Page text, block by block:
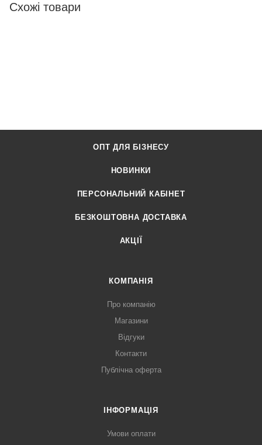
Схожі товари
ОПТ ДЛЯ БІЗНЕСУ
НОВИНКИ
ПЕРСОНАЛЬНИЙ КАБІНЕТ
БЕЗКОШТОВНА ДОСТАВКА
АКЦІЇ
КОМПАНІЯ
Про компанію
Магазини
Відгуки
Контакти
Публічна оферта
ІНФОРМАЦІЯ
Умови оплати